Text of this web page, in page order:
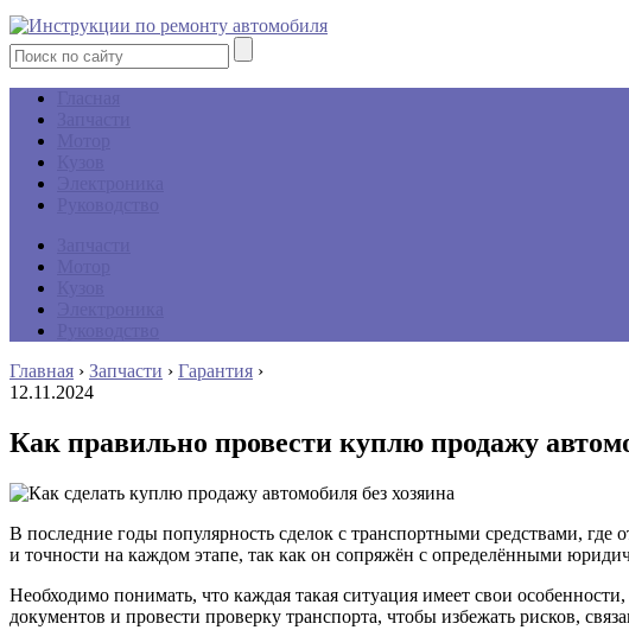
Главная › Запчасти › Гарантия ›
12.11.2024
Как правильно провести куплю продажу
В последние годы популярность сделок с транспортными средствами, где
и точности на каждом этапе, так как он сопряжён с определёнными
Необходимо понимать, что каждая такая ситуация имеет свои
документов и провести проверку транспорта, чтобы избежать рисков,